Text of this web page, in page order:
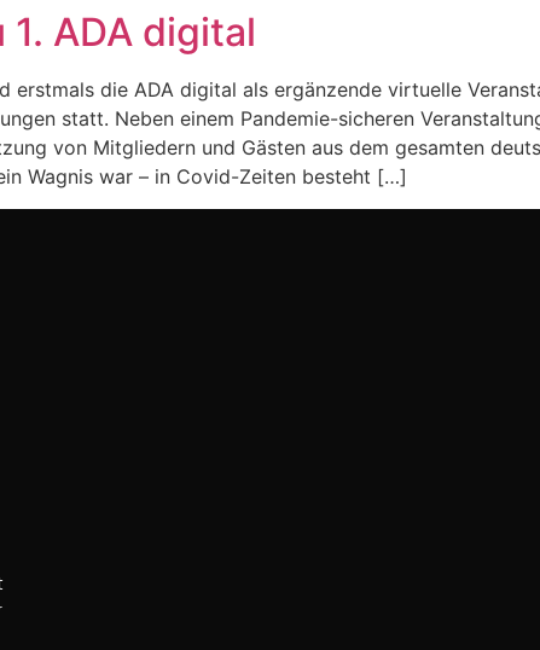
ADA digital
erstmals die ADA digital als ergänzende virtuelle
statt. Neben einem Pandemie-sicheren
von Mitgliedern und Gästen aus dem gesamten
Wagnis war – in Covid-Zeiten besteht […]